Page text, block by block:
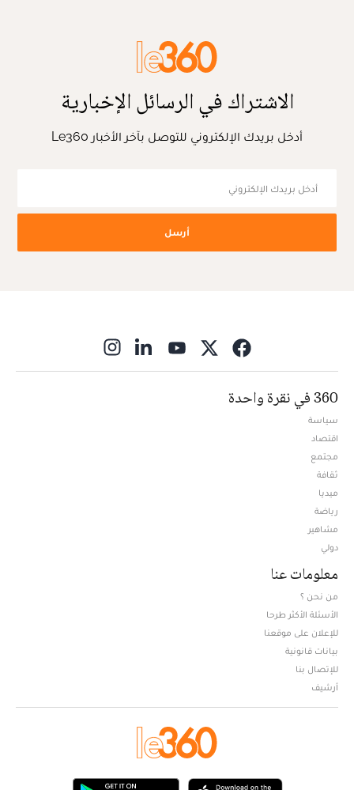
الاشتراك في الرسائل الإخبارية
أدخل بريدك الإلكتروني للتوصل بآخر الأخبار Le360
أرسل
360 في نقرة واحدة
سياسة
اقتصاد
مجتمع
ثقافة
ميديا
رياضة
مشاهير
دولي
معلومات عنا
من نحن ؟
الأسئلة الأكثر طرحا
للإعلان على موقعنا
بيانات قانونية
للإتصال بنا
أرشيف